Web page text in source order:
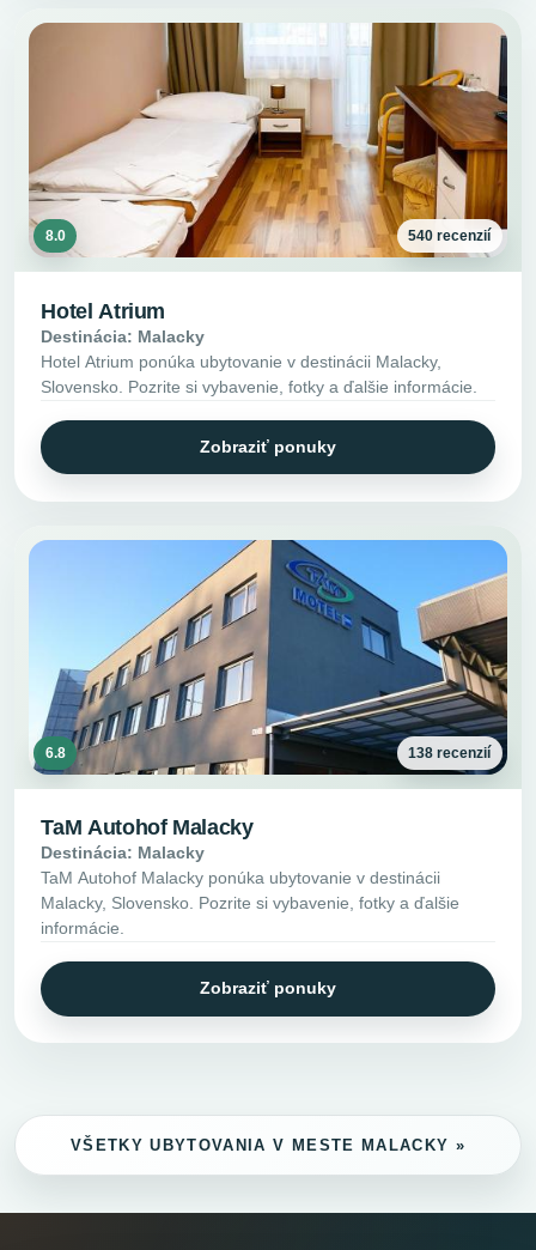
8.0 540 recenzií
Hotel Atrium
Destinácia: Malacky
Hotel Atrium ponúka ubytovanie v destinácii Malacky,
Slovensko. Pozrite si vybavenie, fotky a ďalšie informácie.
Zobraziť ponuky
6.8 138 recenzií
TaM Autohof Malacky
Destinácia: Malacky
TaM Autohof Malacky ponúka ubytovanie v destinácii
Malacky, Slovensko. Pozrite si vybavenie, fotky a ďalšie
informácie.
Zobraziť ponuky
VŠETKY UBYTOVANIA V MESTE MALACKY »